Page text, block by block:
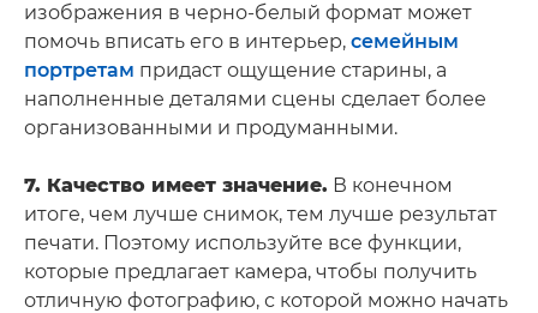
изображения в черно-белый формат может
помочь вписать его в интерьер, семейным
портретам придаст ощущение старины, а
наполненные деталями сцены сделает более
организованными и продуманными.
7. Качество имеет значение. В конечном
итоге, чем лучше снимок, тем лучше результат
печати. Поэтому используйте все функции,
которые предлагает камера, чтобы получить
отличную фотографию, с которой можно начать